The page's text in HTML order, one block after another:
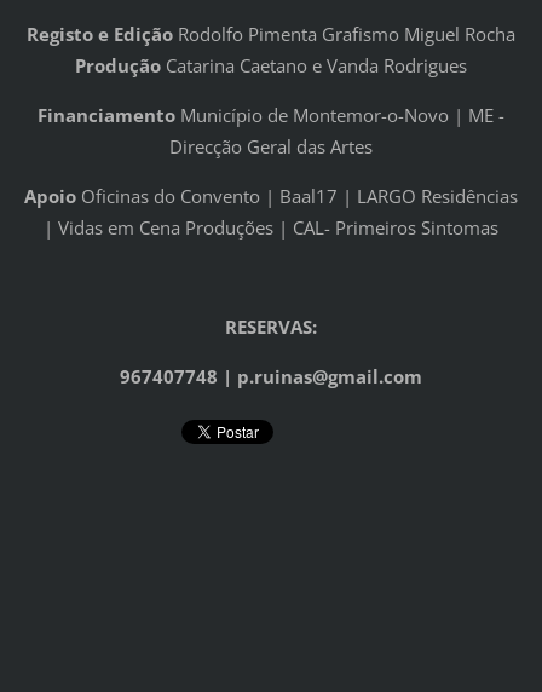
Registo e Edição Rodolfo Pimenta Grafismo Miguel Rocha
Produção Catarina Caetano e Vanda Rodrigues
Financiamento Município de Montemor-o-Novo | ME -
Direcção Geral das Artes
Apoio Oficinas do Convento | Baal17 | LARGO Residências
| Vidas em Cena Produções | CAL- Primeiros Sintomas
RESERVAS:
967407748 | p.ruinas@gmail.com